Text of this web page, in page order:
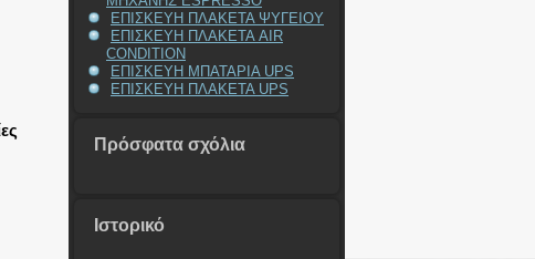
ΕΠΙΣΚΕΥΗ ΠΛΑΚΕΤΑ ΨΥΓΕΙΟΥ
ΕΠΙΣΚΕΥΗ ΠΛΑΚΕΤΑ AIR
CONDITION
ΕΠΙΣΚΕΥΗ ΜΠΑΤΑΡΙΑ UPS
ΕΠΙΣΚΕΥΗ ΠΛΑΚΕΤΑ UPS
Πρόσφατα σχόλια
Ιστορικό